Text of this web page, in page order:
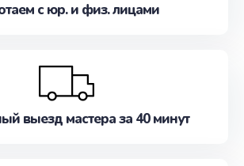
с юр. и физ. лицами
выезд мастера за 40 минут